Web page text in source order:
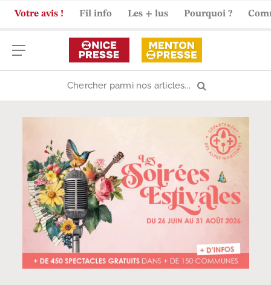
Votre avis ! Fil info Les + lus Pourquoi ?